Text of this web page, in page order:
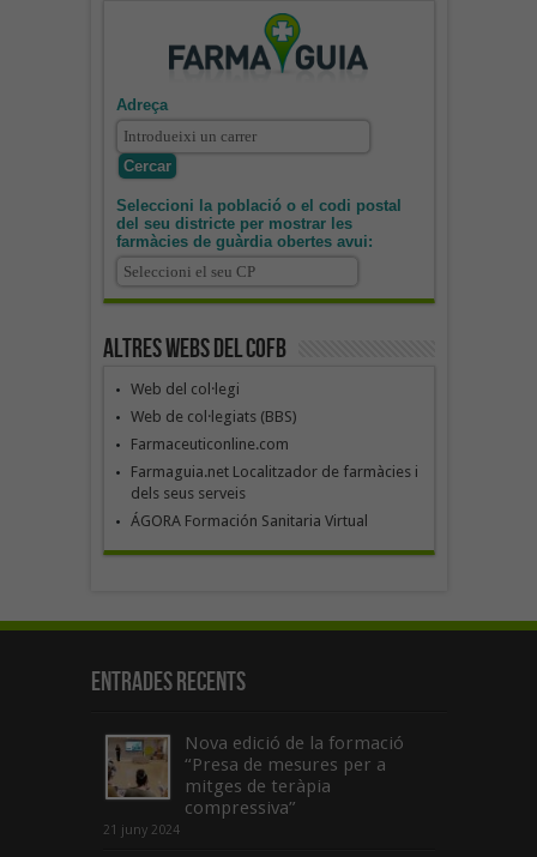
Adreça
Seleccioni la població o el codi postal
del seu districte per mostrar les
farmàcies de guàrdia obertes avui:
Altres webs del COFB
Web del col·legi
Web de col·legiats (BBS)
Farmaceuticonline.com
Farmaguia.net Localitzador de farmàcies i
dels seus serveis
ÁGORA Formación Sanitaria Virtual
Entrades recents
Nova edició de la formació
“Presa de mesures per a
mitges de teràpia
compressiva”
21 juny 2024